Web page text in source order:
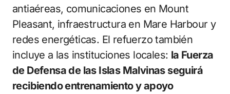
antiaéreas, comunicaciones en Mount
Pleasant, infraestructura en Mare Harbour y
redes energéticas. El refuerzo también
incluye a las instituciones locales: la Fuerza
de Defensa de las Islas Malvinas seguirá
recibiendo entrenamiento y apoyo